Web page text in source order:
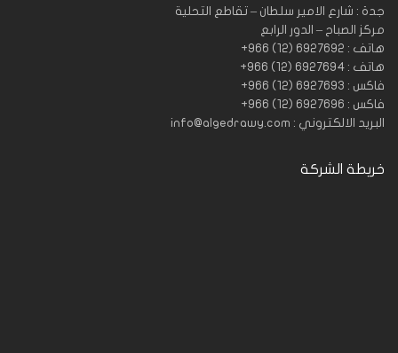
جدة : شارع الامير سلطان – تقاطع التحلية
مركز الصباح – الدور الرابع
هاتف : 6927692 (12) 966+
هاتف : 6927694 (12) 966+
فاكس : 6927693 (12) 966+
فاكس : 6927696 (12) 966+
البريد الالكتروني : info@algedrawy.com
خريطة الشركة